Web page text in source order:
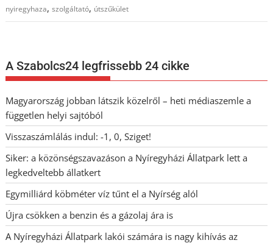
nyiregyhaza,szolgáltató, útszűkület
A Szabolcs24 legfrissebb 24 cikke
Magyarország jobban látszik közelről – heti médiaszemle a
független helyi sajtóból
Visszaszámlálás indul: -1, 0, Sziget!
Siker: a közönségszavazáson a Nyíregyházi Állatpark lett a
legkedveltebb állatkert
Egymilliárd köbméter víz tűnt el a Nyírség alól
Újra csökken a benzin és a gázolaj ára is
A Nyíregyházi Állatpark lakói számára is nagy kihívás az